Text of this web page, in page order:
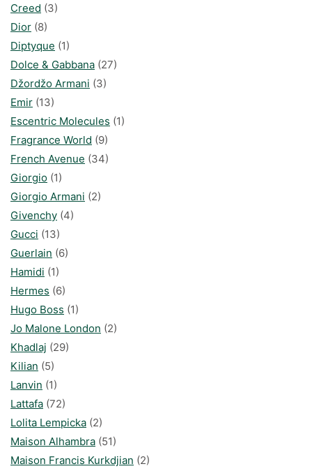
Creed (3)
Dior (8)
Diptyque (1)
Dolce & Gabbana (27)
Džordžo Armani (3)
Emir (13)
Escentric Molecules (1)
Fragrance World (9)
French Avenue (34)
Giorgio (1)
Giorgio Armani (2)
Givenchy (4)
Gucci (13)
Guerlain (6)
Hamidi (1)
Hermes (6)
Hugo Boss (1)
Jo Malone London (2)
Khadlaj (29)
Kilian (5)
Lanvin (1)
Lattafa (72)
Lolita Lempicka (2)
Maison Alhambra (51)
Maison Francis Kurkdjian (2)